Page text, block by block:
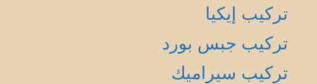
تركيب إيكيا
تركيب جبس بورد
تركيب سيراميك